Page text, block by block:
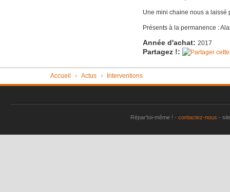
Imac très
Pièce
Vérin
Machine
Une mini chaine nous a laissé
Présents à la permanence :
Année d'achat: 2017
Partagez !:
Accueil Actus Interventions
Répar'toi-même ! - contactez-nous -